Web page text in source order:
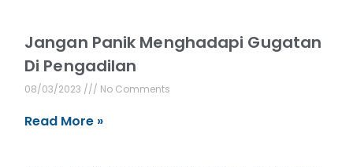
Jangan Panik Menghadapi Gugatan
Di Pengadilan
08/03/2023 No Comments
Read More »